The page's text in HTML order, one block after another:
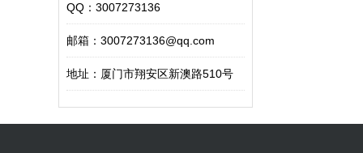
QQ：3007273136
邮箱：3007273136@qq.com
地址：厦门市翔安区新澳路510号
609室